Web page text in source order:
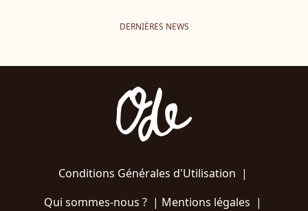
DERNIÈRES NEWS
Conditions Générales d'Utilisation |
Qui sommes-nous ?| Mentions légales |